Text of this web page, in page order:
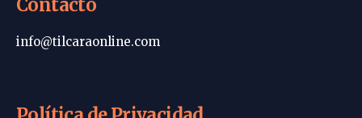
Contacto
info@tilcaraonline.com